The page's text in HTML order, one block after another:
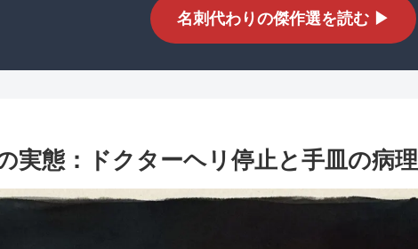
名刺代わりの傑作選を読む ▶
実態：ドクターヘリ停止と手皿の病理